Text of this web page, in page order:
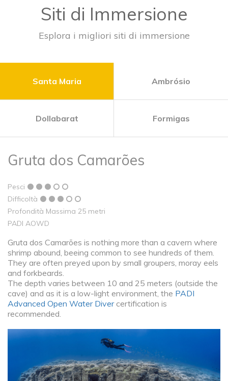
Siti di Immersione
Esplora i migliori siti di immersione
Santa Maria Ambrósio
Dollabarat Formigas
Gruta dos Camarões
Pesci
Difficoltà
Profondità Massima 25 metri
PADI AOWD
Gruta dos Camarões is nothing more than a cavern where
shrimp abound, beeing common to see hundreds of them.
They are often preyed upon by small groupers, moray eels
and forkbeards.
The depth varies between 10 and 25 meters (outside the
cave) and as it is a low-light environment, the PADI
Advanced Open Water Divercertification is
recommended.